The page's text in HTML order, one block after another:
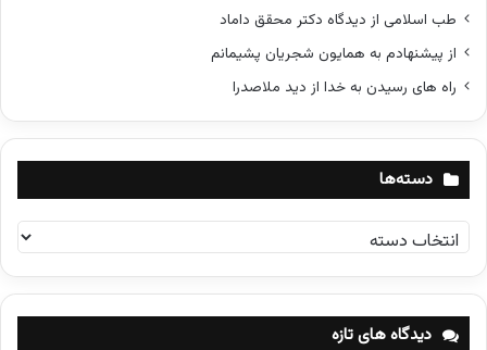
طب اسلامی از دیدگاه دکتر محقق داماد
از پیشنهادم به همایون شجریان پشیمانم
راه های رسیدن به خدا از دید ملاصدرا
دسته‌ها
س
ت
ه‌
ه
دیدگاه های تازه